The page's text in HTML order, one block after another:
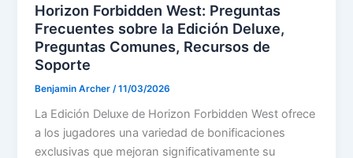
Horizon Forbidden West: Preguntas
Frecuentes sobre la Edición Deluxe,
Preguntas Comunes, Recursos de
Soporte
Benjamin Archer /11/03/2026
La Edición Deluxe de Horizon Forbidden West ofrece
a los jugadores una variedad de bonificaciones
exclusivas que mejoran significativamente su